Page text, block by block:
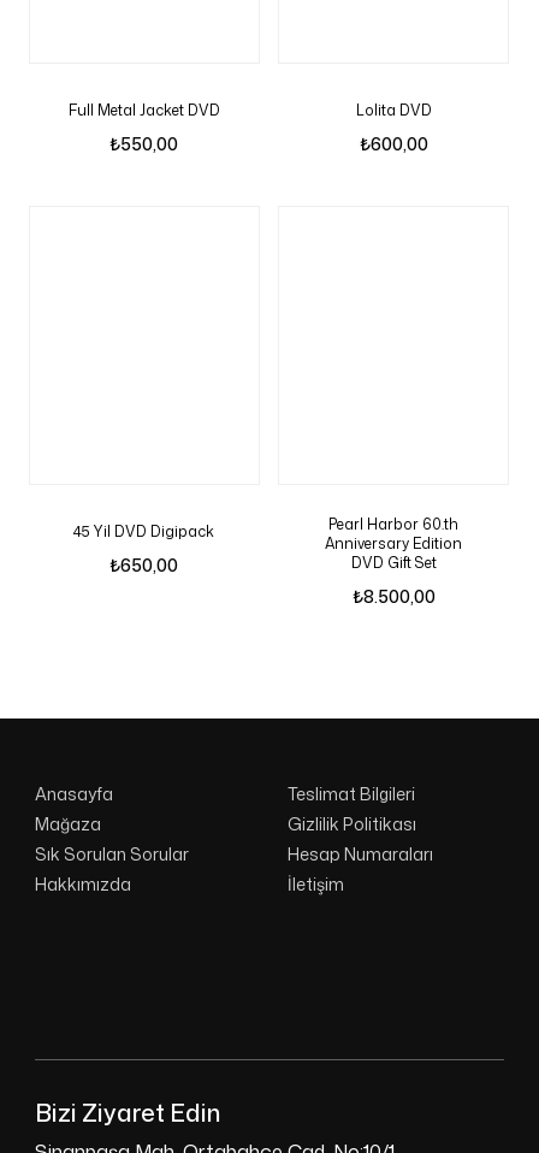
Full Metal Jacket DVD
₺550,00
Lolita DVD
₺600,00
45 Yil DVD Digipack
₺650,00
Pearl Harbor 60.th
Anniversary Edition
DVD Gift Set
₺8.500,00
Bizi Ziyaret Edin
Anasayfa
Mağaza
Sık Sorulan Sorular
Hakkımızda
Teslimat Bilgileri
Gizlilik Politikası
Hesap Numaraları
İletişim